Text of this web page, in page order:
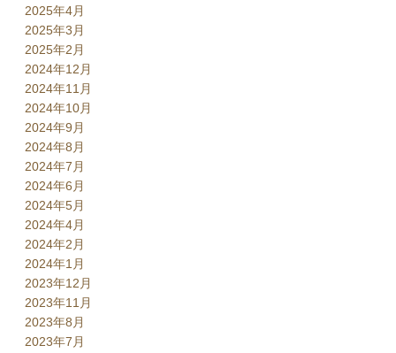
2025年4月
2025年3月
2025年2月
2024年12月
2024年11月
2024年10月
2024年9月
2024年8月
2024年7月
2024年6月
2024年5月
2024年4月
2024年2月
2024年1月
2023年12月
2023年11月
2023年8月
2023年7月